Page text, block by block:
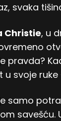
svaka
Christie, u
pravda?
svoje
samo
savešću.